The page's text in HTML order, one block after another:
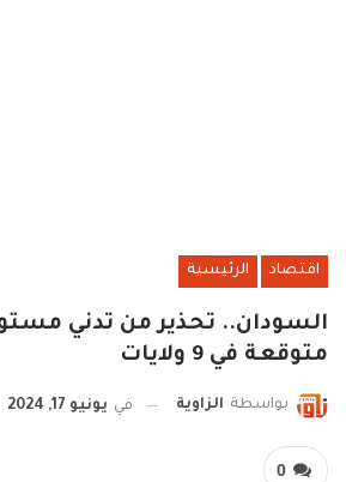
اقتصاد الرئيسية
السودان.. تحذير من تدني
متوقعة في 9 ولايات
بواسطة الزاوية في يونيو 17, 2024
0